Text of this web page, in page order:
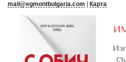
mail@egmontbulgaria.com
Карта